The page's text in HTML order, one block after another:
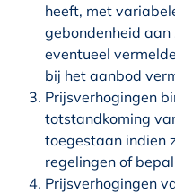
heeft, met
gebondenheid
eventueel
bij het aanbod
Prijsverhogingen
totstandkoming
toegestaan indien
regelingen of
Prijsverhogingen